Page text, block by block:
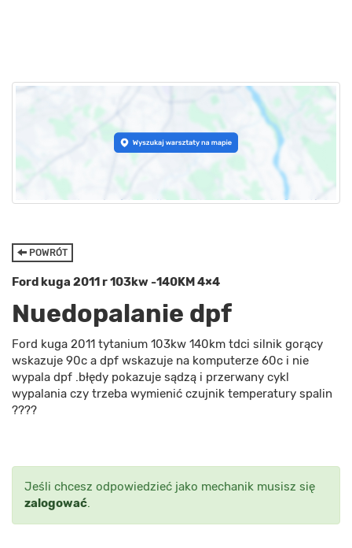
POWRÓT
Ford kuga 2011 r 103kw -140KM 4×4
Nuedopalanie dpf
Ford kuga 2011 tytanium 103kw 140km tdci silnik gorący
wskazuje 90c a dpf wskazuje na komputerze 60c i nie
wypala dpf .błędy pokazuje sądzą i przerwany cykl
wypalania czy trzeba wymienić czujnik temperatury spalin
????
Jeśli chcesz odpowiedzieć jako mechanik musisz się
zalogować.